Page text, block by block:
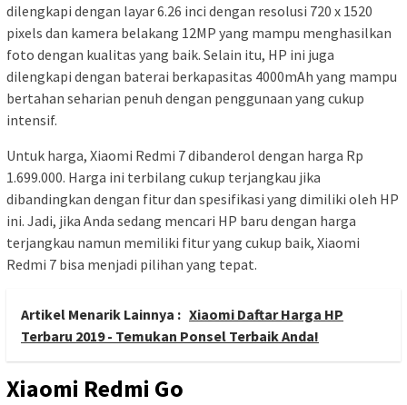
dilengkapi dengan layar 6.26 inci dengan resolusi 720 x 1520
pixels dan kamera belakang 12MP yang mampu menghasilkan
foto dengan kualitas yang baik. Selain itu, HP ini juga
dilengkapi dengan baterai berkapasitas 4000mAh yang mampu
bertahan seharian penuh dengan penggunaan yang cukup
intensif.
Untuk harga, Xiaomi Redmi 7 dibanderol dengan harga Rp
1.699.000. Harga ini terbilang cukup terjangkau jika
dibandingkan dengan fitur dan spesifikasi yang dimiliki oleh HP
ini. Jadi, jika Anda sedang mencari HP baru dengan harga
terjangkau namun memiliki fitur yang cukup baik, Xiaomi
Redmi 7 bisa menjadi pilihan yang tepat.
Artikel Menarik Lainnya : Xiaomi Daftar Harga HP
Terbaru 2019 - Temukan Ponsel Terbaik Anda!
Xiaomi Redmi Go